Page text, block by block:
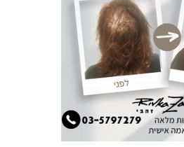
צמידי שיער – המומחים
לצמידי שיער ברמת השרון
חדשות
פרוברי PROBERRY מוצרי
שיער מבוססי גוג’י ברי